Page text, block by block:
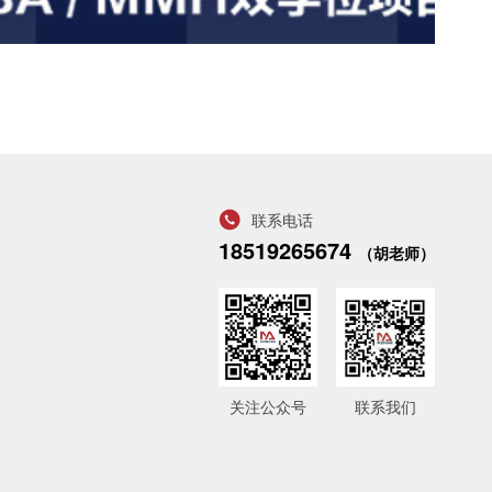
联系电话
18519265674 （胡老师）
关注公众号 联系我们